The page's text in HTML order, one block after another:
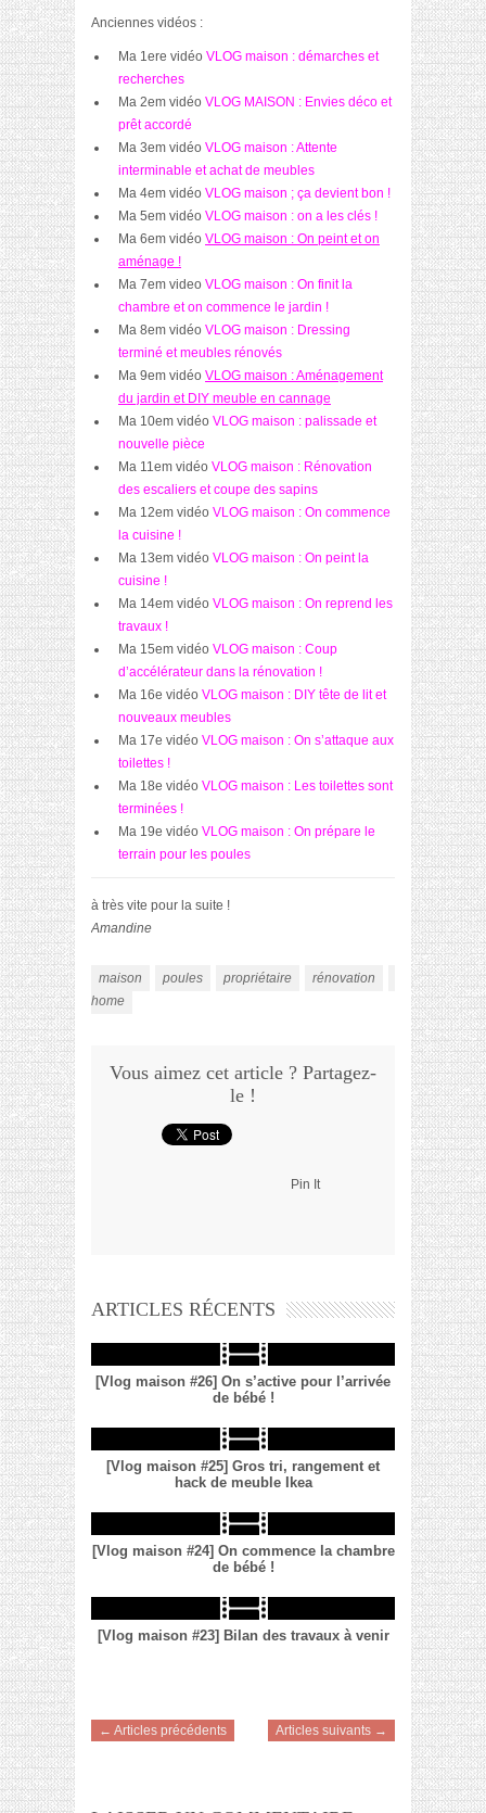
Anciennes vidéos :
Ma 1ere vidéo VLOG maison : démarches et
recherches
Ma 2em vidéo VLOG MAISON : Envies déco et
prêt accordé
Ma 3em vidéo VLOG maison : Attente
interminable et achat de meubles
Ma 4em vidéo VLOG maison ; ça devient bon !
Ma 5em vidéo VLOG maison : on a les clés !
Ma 6em vidéo VLOG maison : On peint et on
aménage !
Ma 7em video VLOG maison : On finit la
chambre et on commence le jardin !
Ma 8em vidéo VLOG maison : Dressing
terminé et meubles rénovés
Ma 9em vidéo VLOG maison : Aménagement
du jardin et DIY meuble en cannage
Ma 10em vidéo VLOG maison : palissade et
nouvelle pièce
Ma 11em vidéo VLOG maison : Rénovation
des escaliers et coupe des sapins
Ma 12em vidéo VLOG maison : On commence
la cuisine !
Ma 13em vidéo VLOG maison : On peint la
cuisine !
Ma 14em vidéo VLOG maison : On reprend les
travaux !
Ma 15em vidéo VLOG maison : Coup
d’accélérateur dans la rénovation !
Ma 16e vidéo VLOG maison : DIY tête de lit et
nouveaux meubles
Ma 17e vidéo VLOG maison : On s’attaque aux
toilettes !
Ma 18e vidéo VLOG maison : Les toilettes sont
terminées !
Ma 19e vidéo VLOG maison : On prépare le
terrain pour les poules
à très vite pour la suite !
Amandine
maison poules propriétaire rénovation
vlog
home
Vous aimez cet article ? Partagez-
le !
Pin It
ARTICLES RÉCENTS
[Vlog maison #26] On s’active pour l’arrivée
de bébé !
[Vlog maison #25] Gros tri, rangement et
hack de meuble Ikea
[Vlog maison #24] On commence la chambre
de bébé !
[Vlog maison #23] Bilan des travaux à venir
← Articles précédents Articles suivants →